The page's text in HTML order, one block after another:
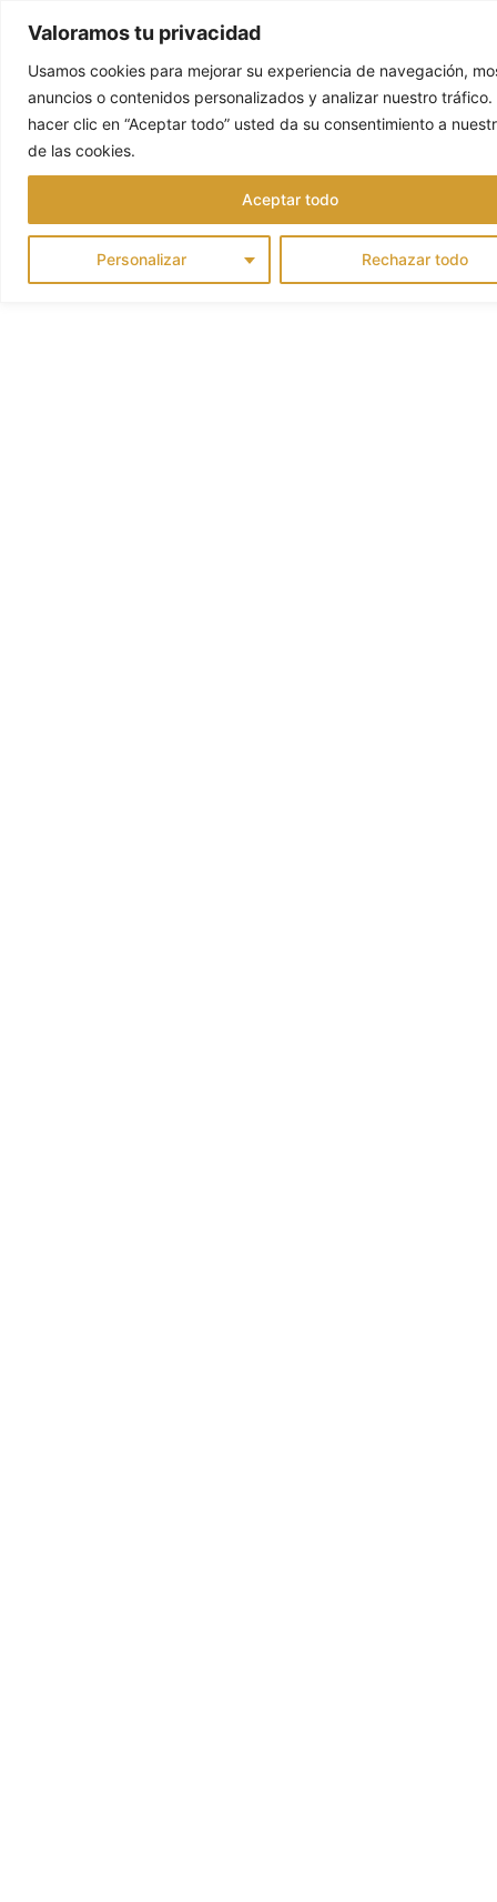
Valoramos tu privacidad
Usamos cookies para mejorar su experiencia de navegación,
anuncios o contenidos personalizados y analizar nuestro tráfico.
hacer clic en “Aceptar todo” usted da su consentimiento a
de las cookies.
Personalizar Rechazar todo
Aceptar todo